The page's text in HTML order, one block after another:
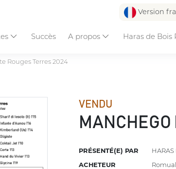
Version
Succès A propos Haras de Bois
Rouges Terres 2024
VENDU
PRÉSENTÉ(E) PAR
HARAS
ACHETEUR